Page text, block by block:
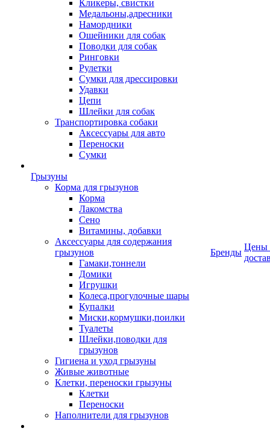
Кликеры, свистки
Медальоны,адресники
Намордники
Ошейники для собак
Поводки для собак
Ринговки
Рулетки
Сумки для дрессировки
Удавки
Цепи
Шлейки для собак
Транспортировка собаки
Аксессуары для авто
Переноски
Сумки
Грызуны
Корма для грызунов
Корма
Лакомства
Сено
Витамины, добавки
Аксессуары для содержания
грызунов
Гамаки,тоннели
Домики
Игрушки
Колеса,прогулочные шары
Купалки
Миски,кормушки,поилки
Туалеты
Шлейки,поводки для
грызунов
Гигиена и уход грызуны
Живые животные
Клетки, переноски грызуны
Клетки
Переноски
Наполнители для грызунов
Бренды
Цены